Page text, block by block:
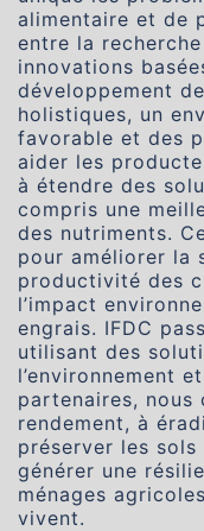
alimentaire et de
entre la
innovations
développement
holistiques, un
favorable et des
aider les
à étendre des
compris une
des nutriments.
pour améliorer la
productivité des
l’impact
engrais. IFDC
utilisant des
l’environnement
partenaires, nous
rendement, à
préserver les
générer une
ménages
vivent.